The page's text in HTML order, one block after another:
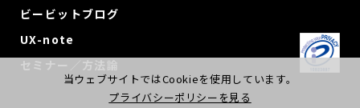
ビービットブログ
UX-note
セミナー／方法論
当ウェブサイトではCookieを使用しています。
プライバシーポリシーを見る